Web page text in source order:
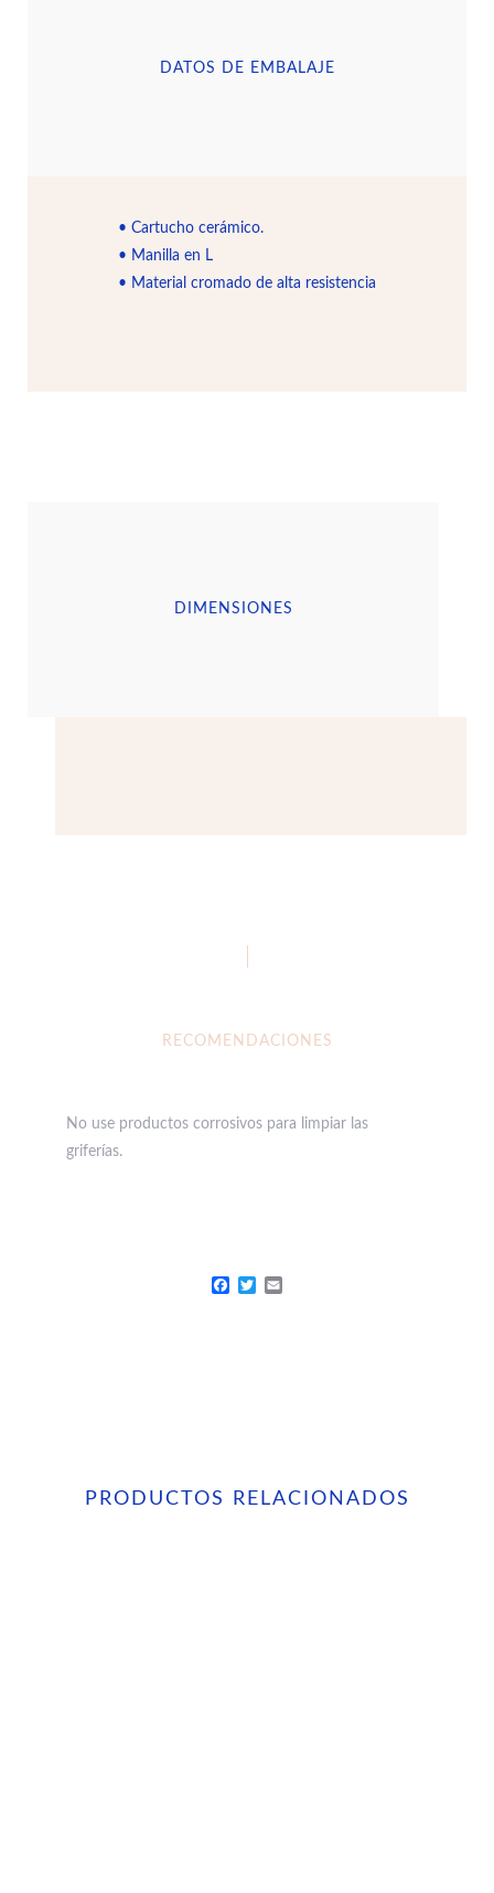
DATOS DE EMBALAJE
• Cartucho cerámico.
• Manilla en L
• Material cromado de alta resistencia
DIMENSIONES
RECOMENDACIONES
No use productos corrosivos para limpiar las
griferías.
PRODUCTOS RELACIONADOS